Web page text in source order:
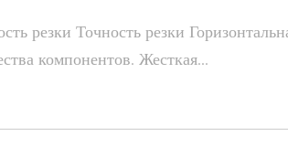
резки Точность резки
компонентов. Жесткая...